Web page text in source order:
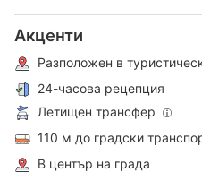
Акценти
Разположен в
24-часова рецепция
Летищен трансфер
110 м до градски
В център на града